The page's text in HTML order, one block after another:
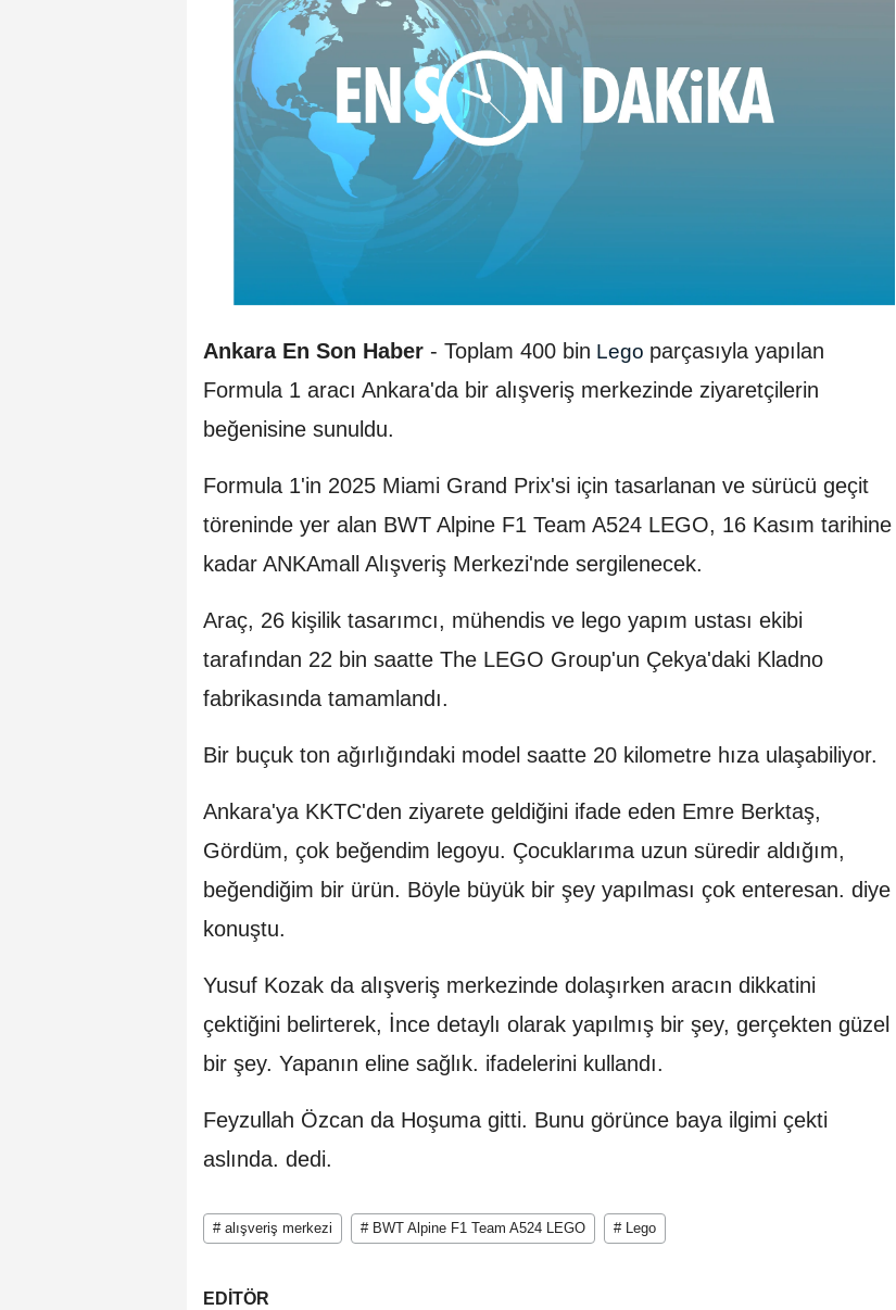
Ankara En Son Haber - Toplam 400 bin Lego parçasıyla yapılan
Formula 1 aracı Ankara'da bir alışveriş merkezinde ziyaretçilerin
beğenisine sunuldu.
Formula 1'in 2025 Miami Grand Prix'si için tasarlanan ve sürücü geçit
töreninde yer alan BWT Alpine F1 Team A524 LEGO, 16 Kasım tarihine
kadar ANKAmall Alışveriş Merkezi'nde sergilenecek.
Araç, 26 kişilik tasarımcı, mühendis ve lego yapım ustası ekibi
tarafından 22 bin saatte The LEGO Group'un Çekya'daki Kladno
fabrikasında tamamlandı.
Bir buçuk ton ağırlığındaki model saatte 20 kilometre hıza ulaşabiliyor.
Ankara'ya KKTC'den ziyarete geldiğini ifade eden Emre Berktaş,
Gördüm, çok beğendim legoyu. Çocuklarıma uzun süredir aldığım,
beğendiğim bir ürün. Böyle büyük bir şey yapılması çok enteresan. diye
konuştu.
Yusuf Kozak da alışveriş merkezinde dolaşırken aracın dikkatini
çektiğini belirterek, İnce detaylı olarak yapılmış bir şey, gerçekten güzel
bir şey. Yapanın eline sağlık. ifadelerini kullandı.
Feyzullah Özcan da Hoşuma gitti. Bunu görünce baya ilgimi çekti
aslında. dedi.
# alışveriş merkezi # BWT Alpine F1 Team A524 LEGO # Lego
EDİTÖR